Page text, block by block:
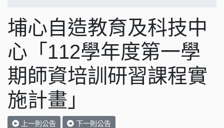
埔心自造教育及科技中
心「112學年度第一學
期師資培訓研習課程實
施計畫」
上一則公告 下一則公告